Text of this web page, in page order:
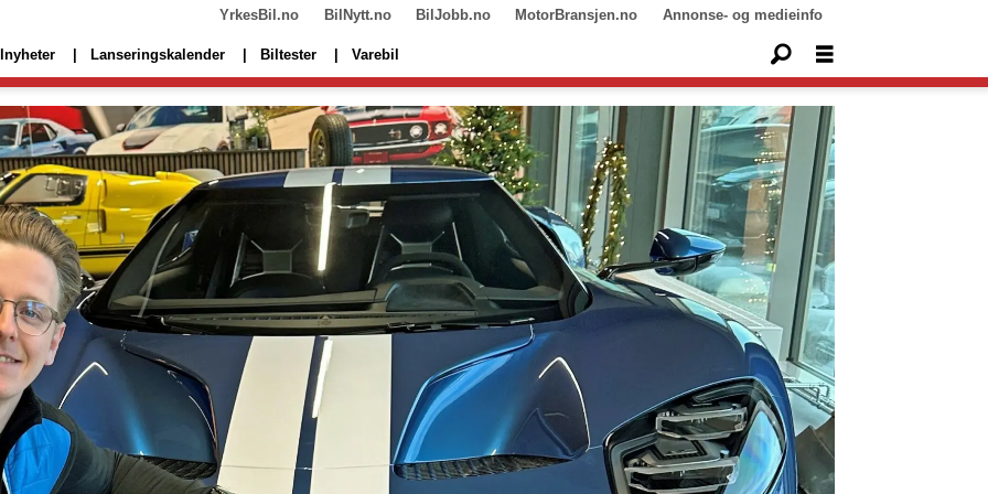
YrkesBil.no BilNytt.no BilJobb.no MotorBransjen.no Annonse- og medieinfo
Lanseringskalender Biltester Varebil